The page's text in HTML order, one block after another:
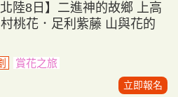
陸8日】二進神的故鄉 上高
桃花．足利紫藤 山與花的
賞花之旅
立即報名